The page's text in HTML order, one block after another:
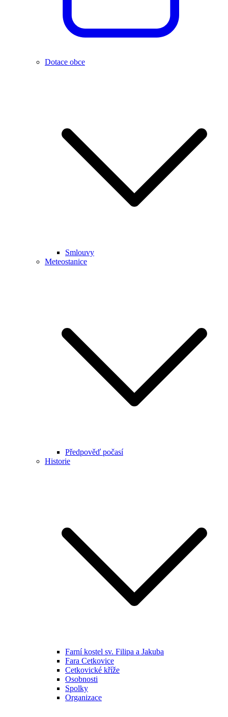
Dotace obce
Smlouvy
Meteostanice
Předpověď počasí
Historie
Farní kostel sv. Filipa a Jakuba
Fara Cetkovice
Cetkovické kříže
Osobnosti
Spolky
Organizace